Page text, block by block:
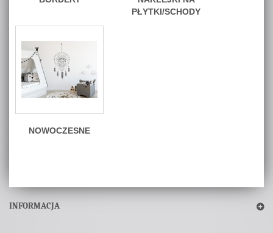
PŁYTKI/SCHODY
NOWOCZESNE
INFORMACJA